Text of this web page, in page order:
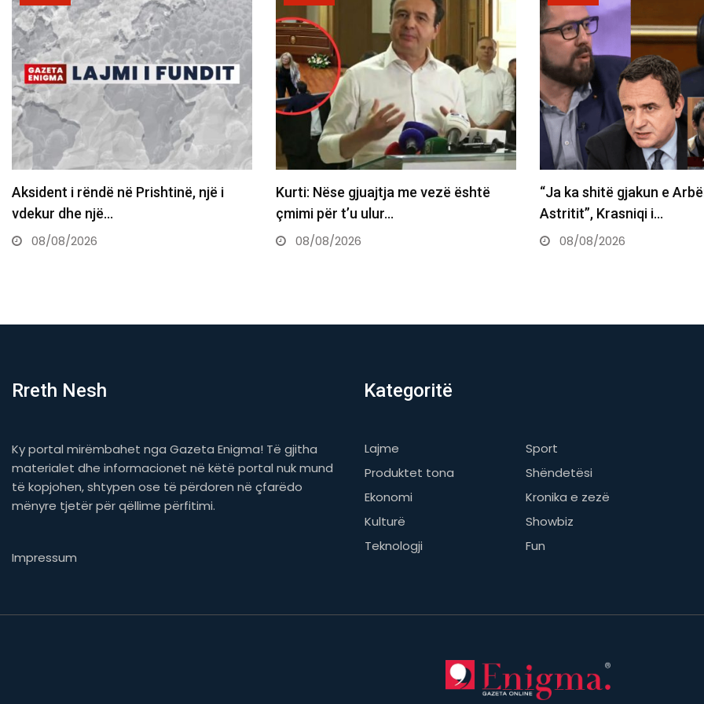
në Prishtinë, një i
Kurti: Nëse gjuajtja me vezë është
çmimi për t’u ulur…
“Ja ka shitë gjakun e Arbënorit e
Astritit”, Krasniqi i…
Rreth Nesh
Ky portal mirëmbahet nga Gazeta Enigma! Të gjitha
materialet dhe informacionet në këtë portal nuk mund
të kopjohen, shtypen ose të përdoren në çfarëdo
mënyre tjetër për qëllime përfitimi.
Impressum
Kategoritë
Lajme
Sport
Produktet tona
Shëndetësi
Ekonomi
Kronika e zezë
Kulturë
Showbiz
Teknologji
Fun